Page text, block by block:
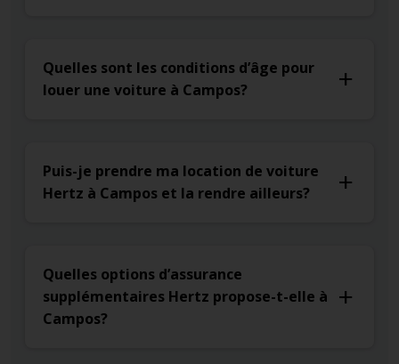
Quelles sont les conditions d’âge pour
louer une voiture à Campos?
Puis-je prendre ma location de voiture
Hertz à Campos et la rendre ailleurs?
Quelles options d’assurance
supplémentaires Hertz propose-t-elle à
Campos?